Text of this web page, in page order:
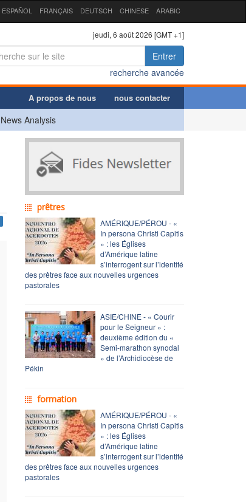
ESPAÑOL FRANÇAIS DEUTSCH CHINESE ARABIC
jeudi, 6 août 2026 [GMT +1]
Entrer
recherche avancée
A propos de nous nous contacter
News Analysis
prêtres
AMÉRIQUE/PÉROU - «
In persona Christi Capitis
» : les Églises
d’Amérique latine
s’interrogent sur l’identité
des prêtres face aux nouvelles urgences
pastorales
ASIE/CHINE - « Courir
pour le Seigneur » :
deuxième édition du «
Semi-marathon synodal
» de l’Archidiocèse de
Pékin
formation
AMÉRIQUE/PÉROU - «
In persona Christi Capitis
» : les Églises
d’Amérique latine
s’interrogent sur l’identité
des prêtres face aux nouvelles urgences
pastorales